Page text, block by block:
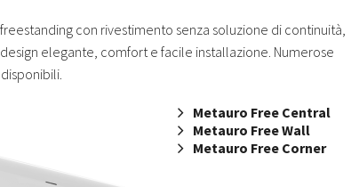
con rivestimento senza soluzione di continuità,
elegante, comfort e facile installazione. Numerose
Metauro Free Central
Metauro Free Wall
Metauro Free Corner